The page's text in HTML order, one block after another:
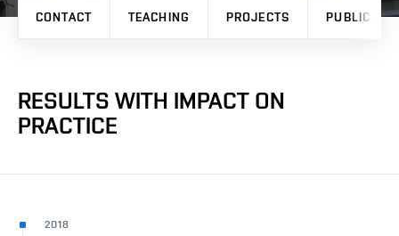
CONTACT TEACHING PROJECTS
RESULTS WITH IMPACT ON
PRACTICE
2018